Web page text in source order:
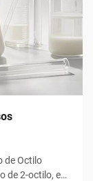
de Octilo
de 2-octilo, es